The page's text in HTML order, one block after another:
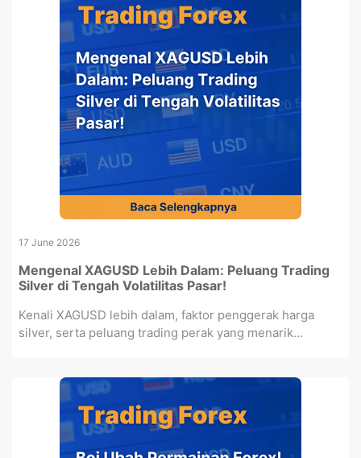
17 June 2026
Mengenal XAGUSD Lebih Dalam: Peluang Trading
Silver di Tengah Volatilitas Pasar!
Kenali XAGUSD lebih dalam, faktor penggerak harga
silver, serta peluang trading perak yang menarik...